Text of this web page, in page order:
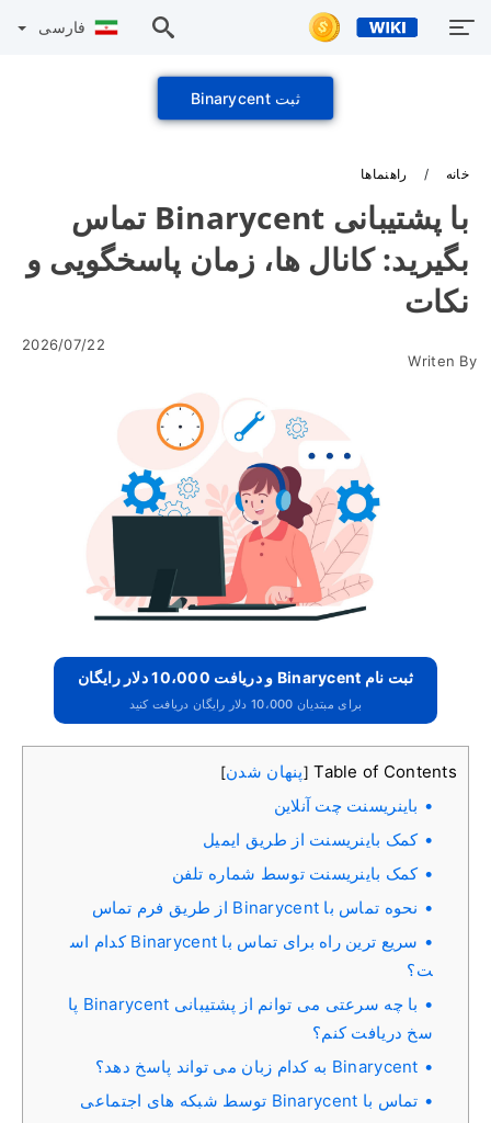
فارسی
ثبت Binarycent
خانه راهنماها
با پشتیبانی Binarycent تماس
بگیرید: کانال ها، زمان پاسخگویی و
نکات
Writen By
2026/07/22
ثبت نام Binarycent و دریافت 10،000 دلار رایگان
برای مبتدیان 10،000 دلار رایگان دریافت کنید
Table of Contents
[پنهان شدن]
باینریسنت چت آنلاین
کمک باینریسنت از طریق ایمیل
کمک باینریسنت توسط شماره تلفن
نحوه تماس با Binarycent از طریق فرم تماس
سریع ترین راه برای تماس با Binarycent کدام اس
ت؟
با چه سرعتی می توانم از پشتیبانی Binarycent پا
سخ دریافت کنم؟
Binarycent به کدام زبان می تواند پاسخ دهد؟
تماس با Binarycent توسط شبکه های اجتماعی